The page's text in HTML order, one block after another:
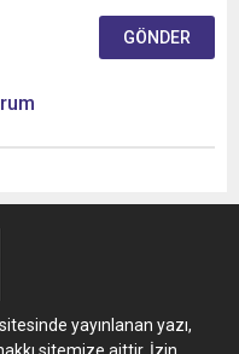
yayınlanan yazı,
sitemize aittir. İzin